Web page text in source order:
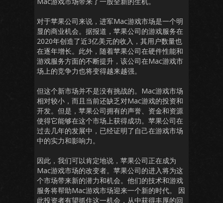
对于苹果公司来说，进军Mac游戏市场是一个明
显的商业机会。据报道，苹果公司的游戏服务在
2020年创造了近3亿美元的收入，其用户数量也
在逐年增长。此外，随着苹果公司在硬件性能和
游戏服务方面的不断提升，该公司在Mac游戏市
场上的竞争力也将变得越来越强。
但这个新市场并不是没有挑战的。Mac游戏市场
相对较小，而且当前还缺乏对Mac游戏的投资和
开发。但是，苹果公司拥有的声誉、资金和资源
使得它能够在这个市场上获得成功。苹果公司在
过去几年的发展中，已经证明了自己在游戏市场
中的实力和影响力。
因此，我们可以肯定地说，苹果公司正在成为
Mac游戏市场的改变者。苹果公司的进入将为这
个市场带来新的潜力和机会。他们的技术和游戏
服务将帮助Mac游戏市场迎来一个新的时代。 因
此投资者有望抓住这一机会，从中获得丰厚的回